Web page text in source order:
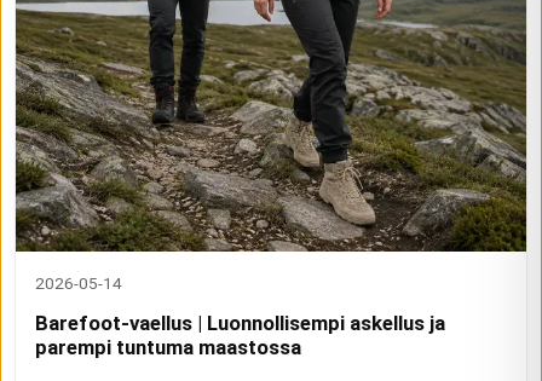
2026-05-14
Barefoot-vaellus | Luonnollisempi askellus ja
parempi tuntuma maastossa